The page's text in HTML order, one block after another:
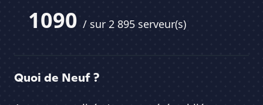
1090 / sur 2 895 serveur(s)
Quoi de Neuf ?